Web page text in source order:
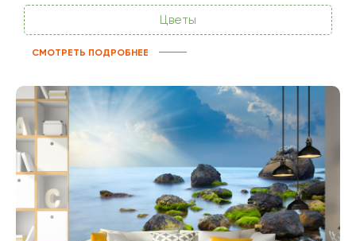
Цветы
СМОТРЕТЬ ПОДРОБНЕЕ